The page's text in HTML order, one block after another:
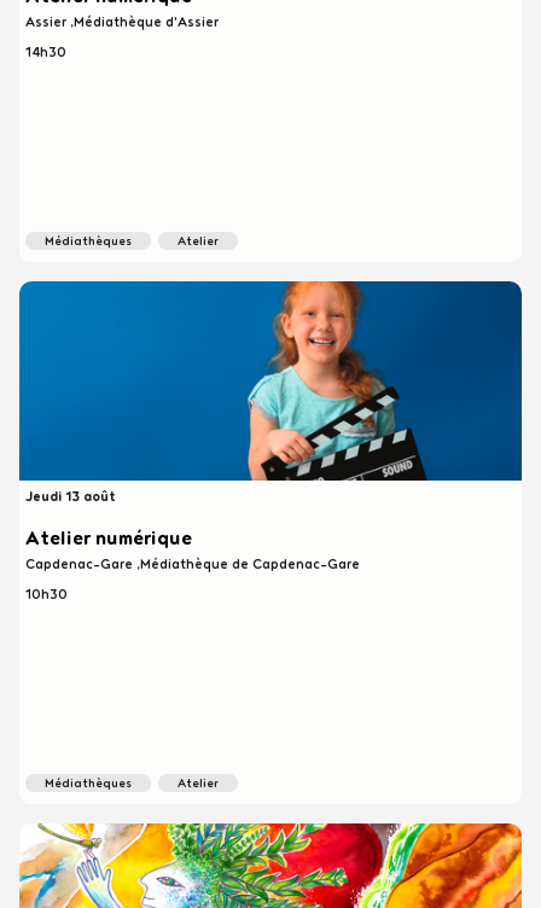
Assier Médiathèque d'Assier
14h30
médiathèques atelier
Atelier numérique
Jeudi 13 août
Capdenac-Gare Médiathèque de Capdenac-Gare
Heure
10h30
médiathèques atelier